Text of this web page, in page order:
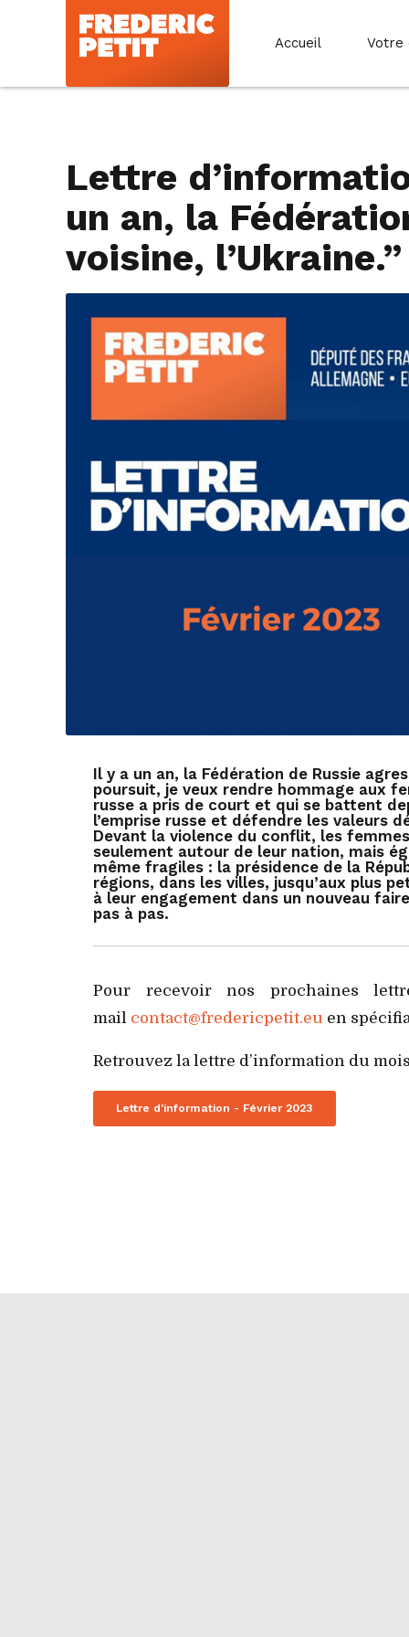
Accueil Votre
Lettre
un an, la
voisine, l’Ukraine.”
Il y a un an, la Fédération de Russie
poursuit, je veux rendre hommage aux
russe a pris de court et qui se battent
l’emprise russe et défendre les valeurs
Devant la violence du conflit, les
seulement autour de leur nation, mais
même fragiles : la présidence de la
régions, dans les villes, jusqu’aux plus
à leur engagement dans un nouveau
pas à pas.
Pour recevoir nos prochaines
mail contact@fredericpetit.eu en
Retrouvez la lettre d’information du
Lettre d'information - Février 2023